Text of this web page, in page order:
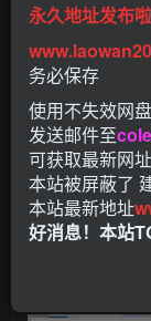
是不是还在为听
今天 老王给大家
魔音Morin是一
现在听歌都要给
完全免费的音乐
单，还有各类音
永久地址发布啦
务必保存
使用不失效网
发送邮件至
可获取最新网址
本站被屏蔽了
本站最新地址
好消息！本站